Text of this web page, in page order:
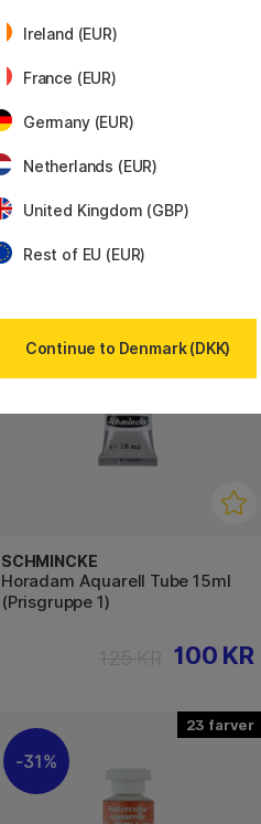
WINSOR & NEWTON
Professional Water Color Tube
14 ml (Serie 3)
159 KR
SCHMINCKE
Horadam Aquarell Tube 15ml
(Prisgruppe 1)
100 KR
23
31%
Ireland (EUR)
France (EUR)
Germany (EUR)
Netherlands (EUR)
United Kingdom (GBP)
Rest of EU (EUR)
Continue to Denmark (DKK)